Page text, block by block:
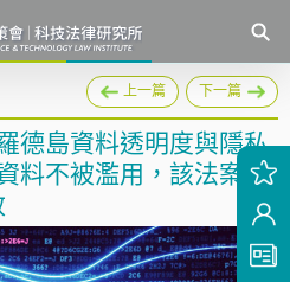
上一篇 下一篇
德島資料透明度與隱私
料不被濫用，該法案將